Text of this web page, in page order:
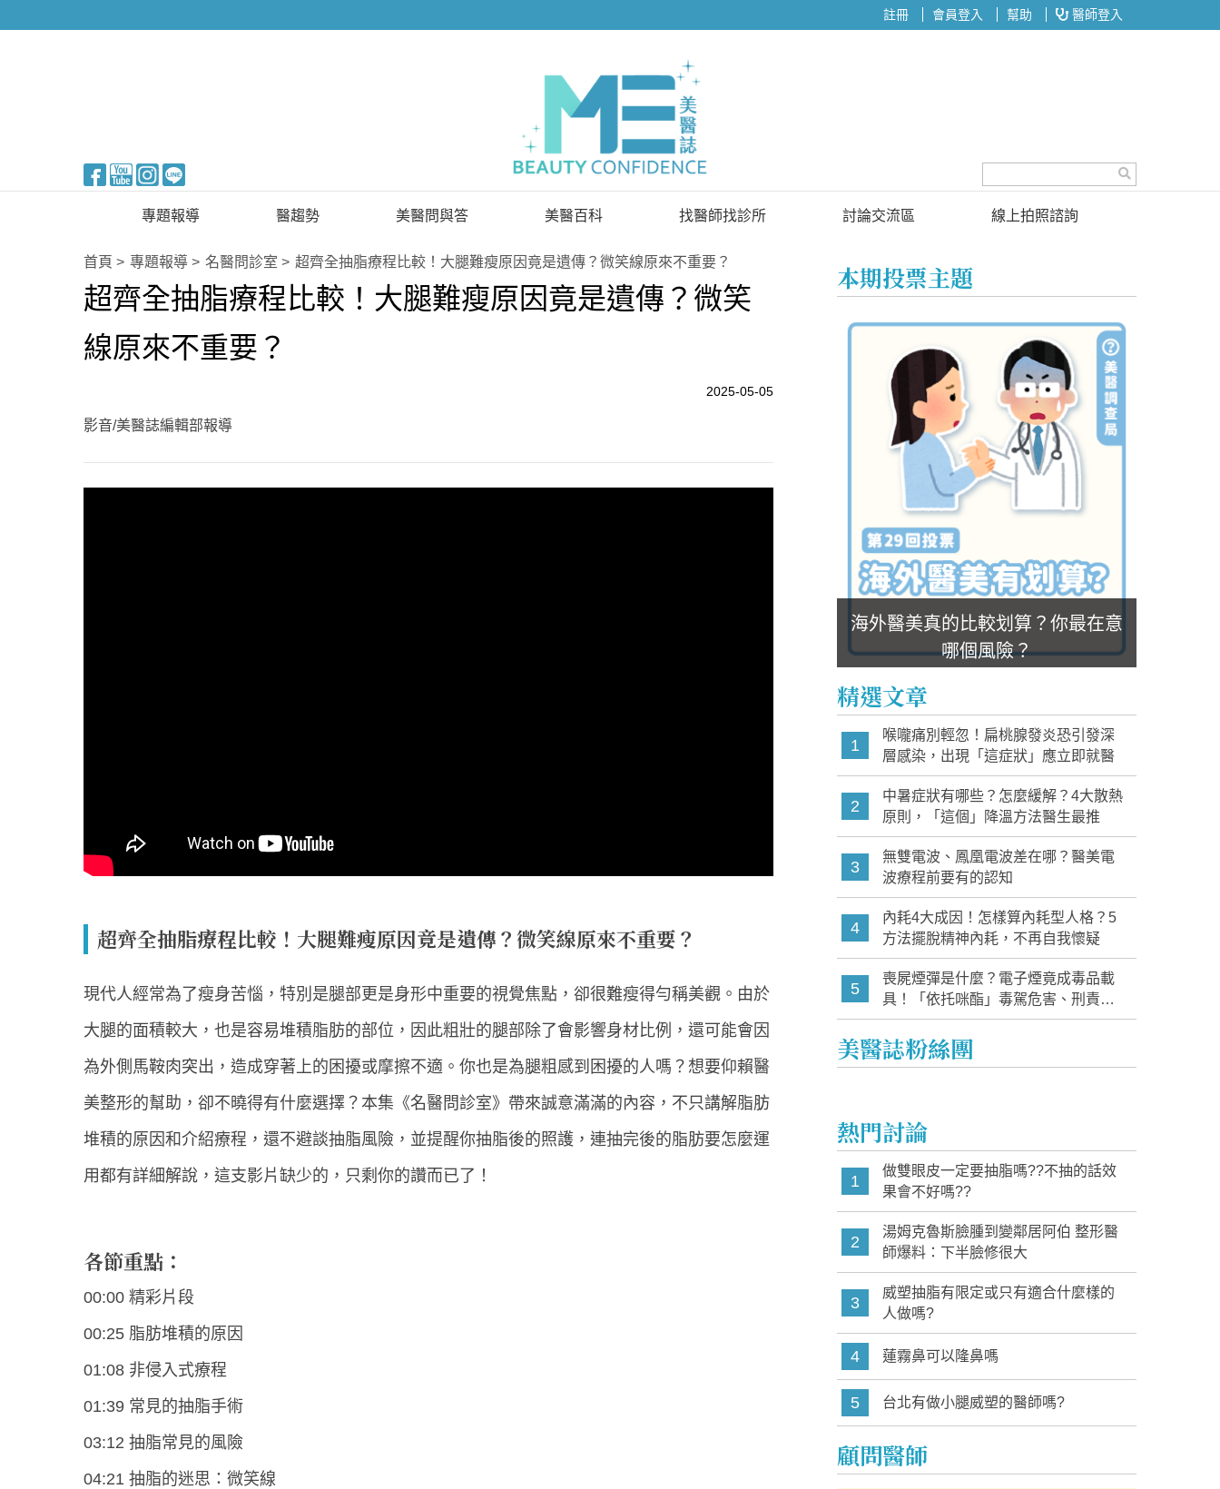
註冊 會員登入 幫助 醫師登入
專題報導
新知快訊
醫美整形
保健醫療
名醫問診室
醫趨勢
美醫FUN知識
國際新知
美醫問與答
已解決問題
待解決問題
美醫百科 找醫師找診所
找醫師
找診所
討論交流區
投票區
線上拍照諮詢
首頁 專題報導 名醫問診室 超齊全抽脂療程比較！大腿難瘦原因竟是遺傳？微笑線原來不重要？
超齊全抽脂療程比較！大腿難瘦原因竟是遺傳？微笑
線原來不重要？
2025-05-05
影音/美醫誌編輯部報導
超齊全抽脂療程比較！大腿難瘦原因竟是遺傳？微笑線原來不重要？
現代人經常為了瘦身苦惱，特別是腿部更是身形中重要的視覺焦點，卻很難瘦得勻稱美觀。由於
大腿的面積較大，也是容易堆積脂肪的部位，因此粗壯的腿部除了會影響身材比例，還可能會因
為外側馬鞍肉突出，造成穿著上的困擾或摩擦不適。你也是為腿粗感到困擾的人嗎？想要仰賴醫
美整形的幫助，卻不曉得有什麼選擇？本集《名醫問診室》帶來誠意滿滿的內容，不只講解脂肪
堆積的原因和介紹療程，還不避談抽脂風險，並提醒你抽脂後的照護，連抽完後的脂肪要怎麼運
用都有詳細解說，這支影片缺少的，只剩你的讚而已了！
各節重點：
00:00 精彩片段
00:25 脂肪堆積的原因
01:08 非侵入式療程
01:39 常見的抽脂手術
03:12 抽脂常見的風險
04:21 抽脂的迷思：微笑線
本期投票主題
海外醫美真的比較划算？你最在意
哪個風險？
精選文章
1
喉嚨痛別輕忽！扁桃腺發炎恐引發深
層感染，出現「這症狀」應立即就醫
2
中暑症狀有哪些？怎麼緩解？4大散熱
原則，「這個」降溫方法醫生最推
3
無雙電波、鳳凰電波差在哪？醫美電
波療程前要有的認知
4
內耗4大成因！怎樣算內耗型人格？5
方法擺脫精神內耗，不再自我懷疑
5
喪屍煙彈是什麼？電子煙竟成毒品載
具！「依托咪酯」毒駕危害、刑責與
家長必知警訊
美醫誌粉絲團
熱門討論
1
做雙眼皮一定要抽脂嗎??不抽的話效
果會不好嗎??
2
湯姆克魯斯臉腫到變鄰居阿伯 整形醫
師爆料：下半臉修很大
3
威塑抽脂有限定或只有適合什麼樣的
人做嗎?
4 蓮霧鼻可以隆鼻嗎
5 台北有做小腿威塑的醫師嗎?
顧問醫師